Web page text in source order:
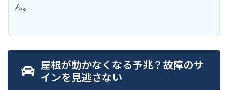
ん。
屋根が動かなくなる予兆？故障のサ
インを見逃さない